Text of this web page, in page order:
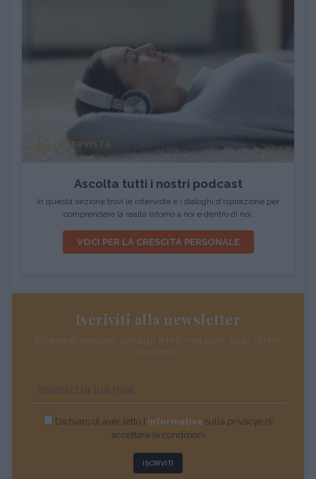
INTERVISTA
Ascolta tutti i nostri podcast
In questa sezione trovi le interviste e i dialoghi d'ispirazione per
comprendere la realtà intorno a noi e dentro di noi.
VOCI PER LA CRESCITA PERSONALE
Iscriviti alla newsletter
Riceverai preziosi consigli e informazioni sugli ultimi
contenuti
Dichiaro di aver letto l’informativasulla privacye di
accettare le condizioni
ISCRIVITI